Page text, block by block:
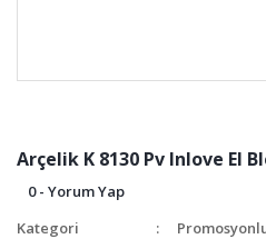
Arçelik K 8130 Pv Inlove El
0 - Yorum Yap
Kategori